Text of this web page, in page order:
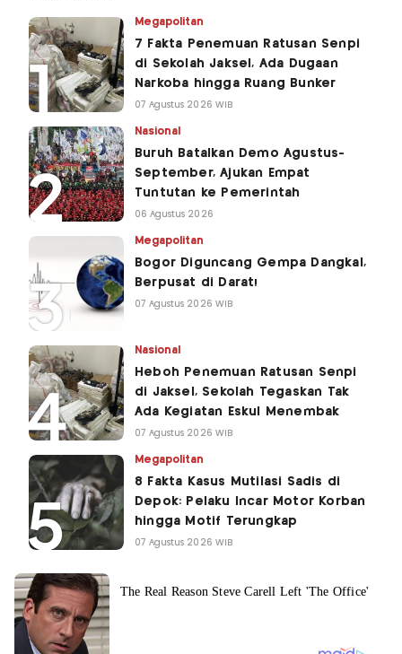
Megapolitan
7 Fakta Penemuan Ratusan Senpi
di Sekolah Jaksel, Ada Dugaan
Narkoba hingga Ruang Bunker
07 Agustus 2026 WIB
Nasional
Buruh Batalkan Demo Agustus-
September, Ajukan Empat
Tuntutan ke Pemerintah
06 Agustus 2026
Megapolitan
Bogor Diguncang Gempa Dangkal,
Berpusat di Darat!
07 Agustus 2026 WIB
Nasional
Heboh Penemuan Ratusan Senpi
di Jaksel, Sekolah Tegaskan Tak
Ada Kegiatan Eskul Menembak
07 Agustus 2026 WIB
Megapolitan
8 Fakta Kasus Mutilasi Sadis di
Depok: Pelaku Incar Motor Korban
hingga Motif Terungkap
07 Agustus 2026 WIB